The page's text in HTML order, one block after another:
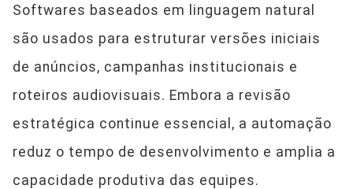
Softwares baseados em linguagem natural
são usados para estruturar versões iniciais
de anúncios, campanhas institucionais e
roteiros audiovisuais. Embora a revisão
estratégica continue essencial, a automação
reduz o tempo de desenvolvimento e amplia a
capacidade produtiva das equipes.